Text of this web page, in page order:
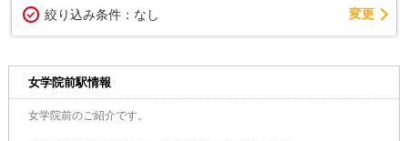
絞り込み条件： なし 変更
女学院前駅情報
女学院前のご紹介です。